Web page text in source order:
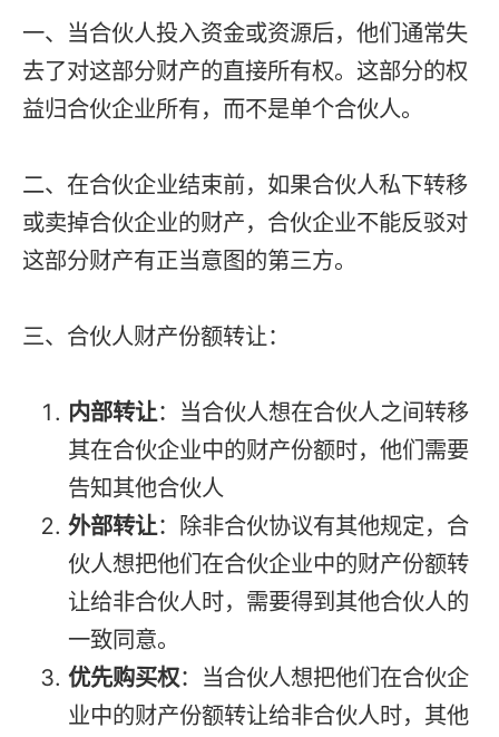
一、当合伙人投入资金或资源后，他们通常失
去了对这部分财产的直接所有权。这部分的权
益归合伙企业所有，而不是单个合伙人。
二、在合伙企业结束前，如果合伙人私下转移
或卖掉合伙企业的财产，合伙企业不能反驳对
这部分财产有正当意图的第三方。
三、合伙人财产份额转让：
内部转让：当合伙人想在合伙人之间转移
其在合伙企业中的财产份额时，他们需要
告知其他合伙人
外部转让：除非合伙协议有其他规定，合
伙人想把他们在合伙企业中的财产份额转
让给非合伙人时，需要得到其他合伙人的
一致同意。
优先购买权：当合伙人想把他们在合伙企
业中的财产份额转让给非合伙人时，其他